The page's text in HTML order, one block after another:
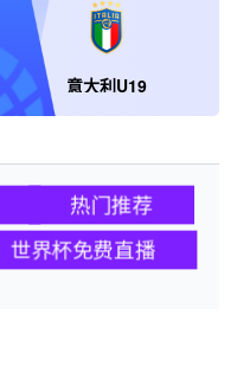
意大利U19
热门推荐
世界杯免费直播